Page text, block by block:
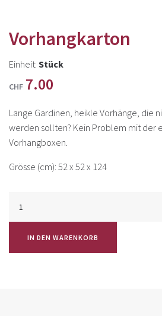
Vorhangkarton
Einheit: Stück
CHF 7.00
Lange Gardinen, heikle Vorhänge, die
werden sollten? Kein Problem mit der
Vorhangboxen.
Grösse (cm): 52 x 52 x 124
MENGE
IN DEN WARENKORB